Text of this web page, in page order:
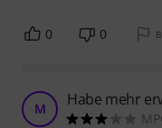
0 0
M Habe mehr